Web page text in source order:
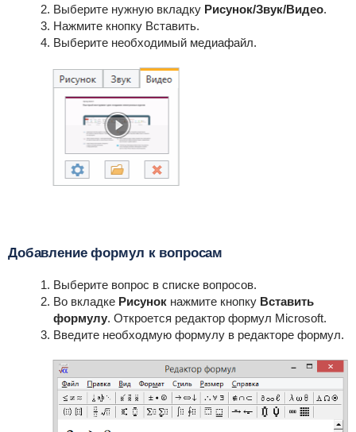
Выберите нужную вкладку Рисунок/Звук/Видео.
Нажмите кнопку Вставить.
Выберите необходимый медиафайл.
Добавление формул к вопросам
Выберите вопрос в списке вопросов.
Во вкладке Рисунокнажмите кнопку Вставить
формулу. Откроется редактор формул Microsoft.
Введите необходмую формулу в редакторе формул.